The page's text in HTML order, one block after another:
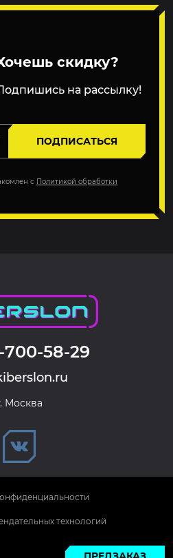
скидку?
на рассылку!
ПОДПИСАТЬСЯ
с Политикой обработки
58-29
Москва
Все права защищены.
технологий